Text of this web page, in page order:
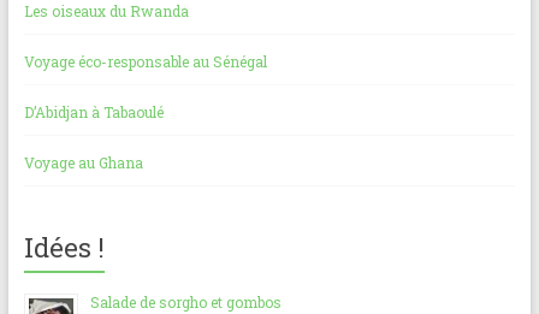
Les oiseaux du Rwanda
Voyage éco-responsable au Sénégal
D’Abidjan à Tabaoulé
Voyage au Ghana
Idées !
Salade de sorgho et gombos